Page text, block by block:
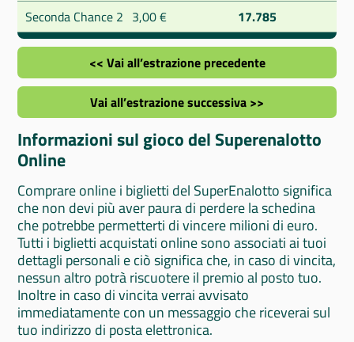
Seconda Chance 2 3,00 € 17.785
<< Vai all’estrazione precedente
Vai all’estrazione successiva >>
Informazioni sul gioco del Superenalotto
Online
Comprare online i biglietti del SuperEnalotto significa
che non devi più aver paura di perdere la schedina
che potrebbe permetterti di vincere milioni di euro.
Tutti i biglietti acquistati online sono associati ai tuoi
dettagli personali e ciò significa che, in caso di vincita,
nessun altro potrà riscuotere il premio al posto tuo.
Inoltre in caso di vincita verrai avvisato
immediatamente con un messaggio che riceverai sul
tuo indirizzo di posta elettronica.